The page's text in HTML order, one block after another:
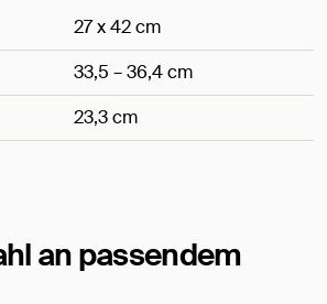
27 x 42 cm
33,5 – 36,4 cm
23,3 cm
an passendem